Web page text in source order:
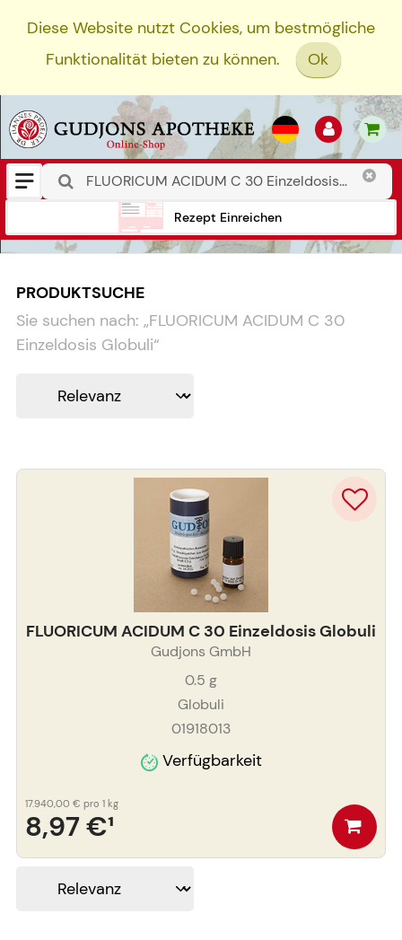
Diese Website nutzt Cookies, um bestmögliche
Funktionalität bieten zu können.
Ok
Rezept Einreichen
PRODUKTSUCHE
Sie suchen nach: „FLUORICUM ACIDUM C 30
Einzeldosis Globuli“
FLUORICUM ACIDUM C 30 Einzeldosis Globuli
Gudjons GmbH
0.5 g
Globuli
01918013
Verfügbarkeit
8,97 €¹
17.940,00 € pro 1 kg